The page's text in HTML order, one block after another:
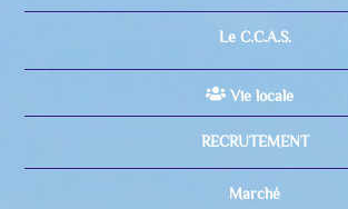
Le C.C.A.S.
Vie locale
RECRUTEMENT
Marché